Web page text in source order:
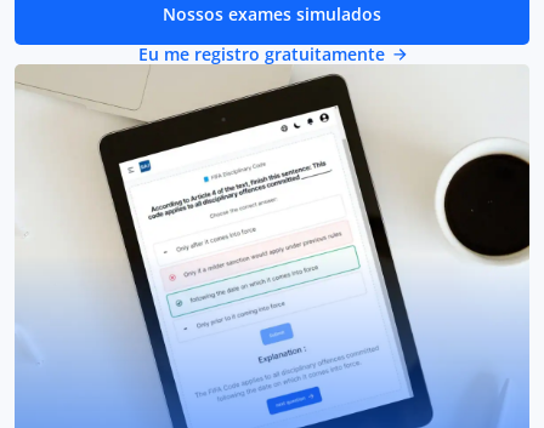
Nossos exames simulados
Eu me registro gratuitamente